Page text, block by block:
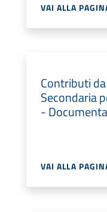
VAI ALLA
Contributi
Secondaria
-
VAI ALLA